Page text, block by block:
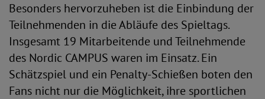
Besonders hervorzuheben ist die Einbindung der
Teilnehmenden in die Abläufe des Spieltags.
Insgesamt 19 Mitarbeitende und Teilnehmende
des Nordic CAMPUS waren im Einsatz. Ein
Schätzspiel und ein Penalty-Schießen boten den
Fans nicht nur die Möglichkeit, ihre sportlichen